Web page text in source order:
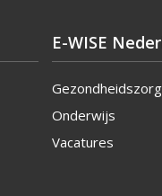
E-WISE
Gezondheidszorg
Onderwijs
Vacatures